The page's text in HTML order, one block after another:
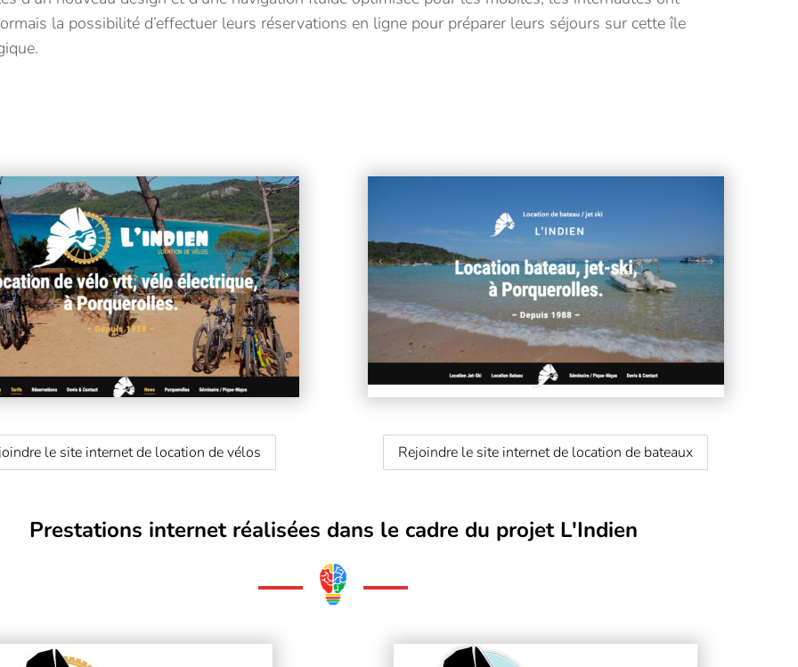
la possibilité d’effectuer leurs réservations en ligne pour préparer leurs séjours sur cette île
le site internet de location de vélos Rejoindre le site internet de location de bateaux
Prestations internet réalisées dans le cadre du projet L'Indien